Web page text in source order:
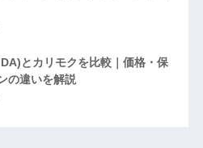
とカリモクを比較｜価格・保
の違いを解説